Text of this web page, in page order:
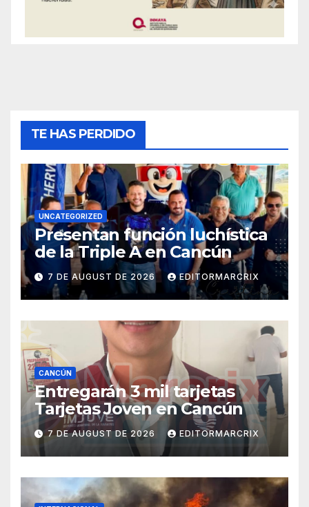
TE HAS PERDIDO
UNCATEGORIZED
Presentan función luchística
de la Triple A en Cancún
7 DE AUGUST DE 2026 EDITORMARCRIX
CANCÚN
Entregarán 3 mil tarjetas
Tarjetas Joven en Cancún
7 DE AUGUST DE 2026 EDITORMARCRIX